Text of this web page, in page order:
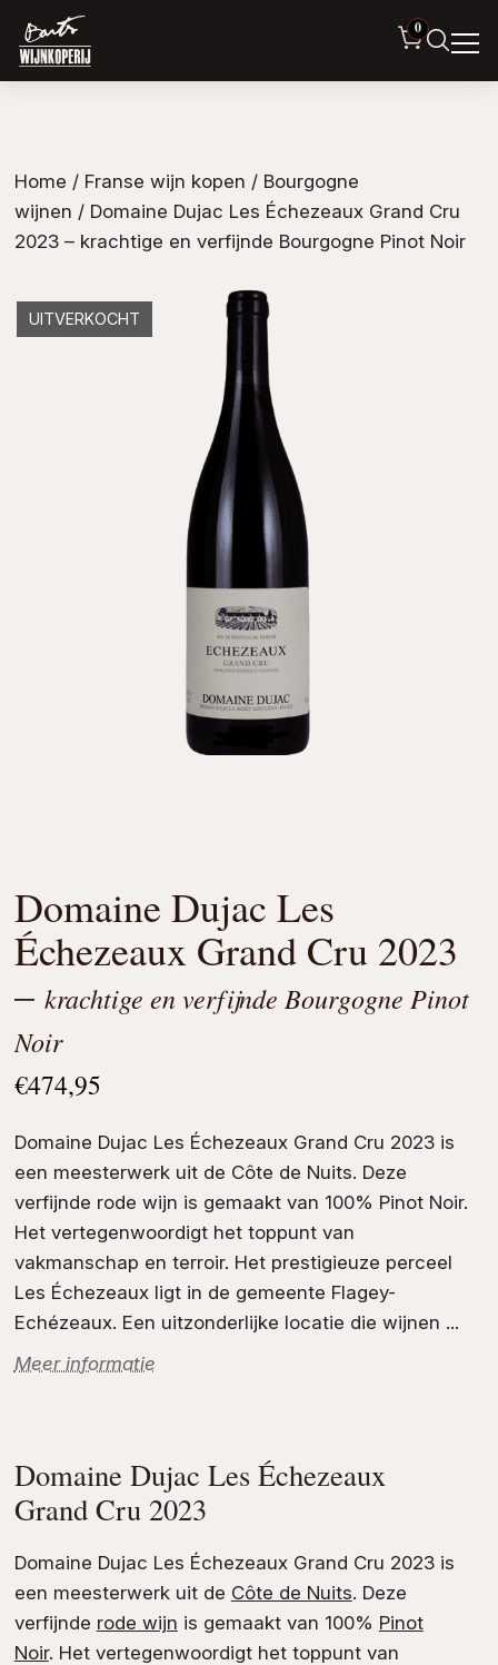
0
Home / Franse wijn kopen / Bourgogne
wijnen / Domaine Dujac Les Échezeaux Grand Cru
2023 – krachtige en verfijnde Bourgogne Pinot Noir
UITVERKOCHT
Domaine Dujac Les
Échezeaux Grand Cru 2023
– krachtige en verfijnde Bourgogne Pinot
Noir
€474,95
Domaine Dujac Les Échezeaux Grand Cru 2023 is
een meesterwerk uit de Côte de Nuits. Deze
verfijnde rode wijn is gemaakt van 100% Pinot Noir.
Het vertegenwoordigt het toppunt van
vakmanschap en terroir. Het prestigieuze perceel
Les Échezeauxligt in de gemeente Flagey-
Echézeaux. Een uitzonderlijke locatie die wijnen ...
Meer informatie
Domaine Dujac Les Échezeaux
Grand Cru 2023
Domaine Dujac Les Échezeaux Grand Cru 2023 is
een meesterwerk uit de Côte de Nuits. Deze
verfijnde rode wijn is gemaakt van 100% Pinot
Noir. Het vertegenwoordigt het toppunt van